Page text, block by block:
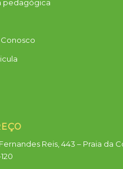
pedagógica
Reis, 443 – Praia da